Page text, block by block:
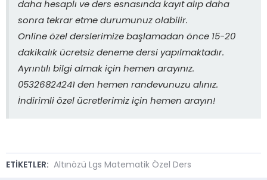
daha hesaplı ve ders esnasında kayıt alıp daha
sonra tekrar etme durumunuz olabilir.
Online özel derslerimize başlamadan önce 15-20
dakikalık ücretsiz deneme dersi yapılmaktadır.
Ayrıntılı bilgi almak için hemen arayınız.
05326824241 den hemen randevunuzu alınız.
İndirimli özel ücretlerimiz için hemen arayın!
ETİKETLER: Altınözü Lgs Matematik Özel Ders